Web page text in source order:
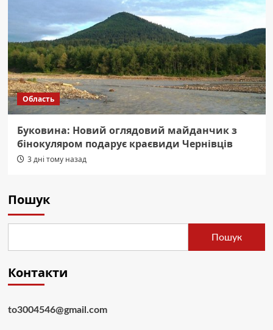
Область
Буковина: Новий оглядовий майданчик з
бінокуляром подарує краєвиди Чернівців
3 дні тому назад
Пошук
Пошук
Контакти
to3004546@gmail.com